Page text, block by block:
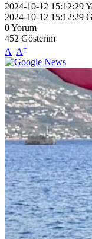
2024-10-12 15:12:29
2024-10-12 15:12:29
0Yorum
452 Gösterim
A- A+